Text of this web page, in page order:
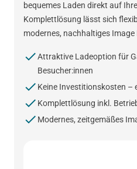
bequemes Laden direkt auf
Komplettlösung lässt sich
modernes, nachhaltiges
Attraktive Ladeoption für
Besucher:innen
Keine Investitionskosten –
Komplettlösung inkl.
Modernes, zeitgemäßes